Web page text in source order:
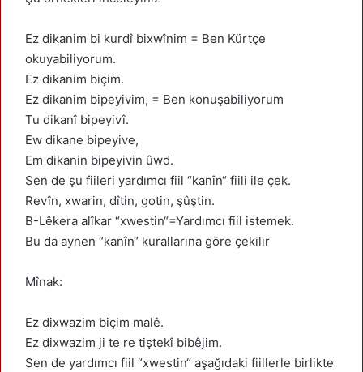
Ez dikanim bi kurdî bixwînim = Ben Kürtçe
okuyabiliyorum.
Ez dikanim biçim.
Ez dikanim bipeyivim, = Ben konuşabiliyorum
Tu dikanî bipeyivî.
Ew dikane bipeyive,
Em dikanin bipeyivin ûwd.
Sen de şu fiileri yardımcı fiil “kanîn“ fiili ile çek.
Revîn, xwarin, dîtin, gotin, şûştin.
B-Lêkera alîkar “xwestin“=Yardımcı fiil istemek.
Bu da aynen “kanîn“ kurallarına göre çekilir
Mînak:
Ez dixwazim biçim malê.
Ez dixwazim ji te re tiştekî bibêjim.
Sen de yardımcı fiil “xwestin“ aşağıdaki fiillerle birlikte